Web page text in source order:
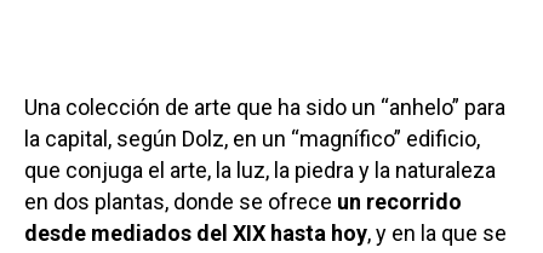
Una colección de arte que ha sido un “anhelo” para
la capital, según Dolz, en un “magnífico” edificio,
que conjuga el arte, la luz, la piedra y la naturaleza
en dos plantas, donde se ofrece un recorrido
desde mediados del XIX hasta hoy, y en la que se